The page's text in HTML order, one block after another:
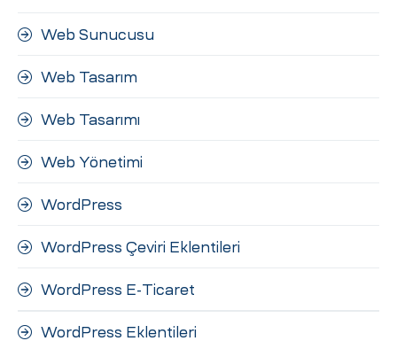
Web Sunucusu
Web Tasarım
Web Tasarımı
Web Yönetimi
WordPress
WordPress Çeviri Eklentileri
WordPress E-Ticaret
WordPress Eklentileri